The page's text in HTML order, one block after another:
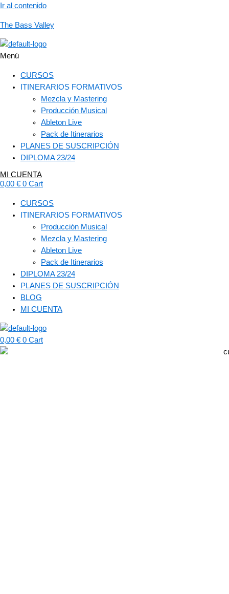
Ir al contenido
The Bass Valley
Menú
CURSOS
ITINERARIOS FORMATIVOS
Mezcla y Mastering
Producción Musical
Ableton Live
Pack de Itinerarios
PLANES DE SUSCRIPCIÓN
DIPLOMA 23/24
MI CUENTA
0,00 € 0 Cart
CURSOS
ITINERARIOS FORMATIVOS
Producción Musical
Mezcla y Mastering
Ableton Live
Pack de Itinerarios
DIPLOMA 23/24
PLANES DE SUSCRIPCIÓN
BLOG
MI CUENTA
0,00 € 0 Cart